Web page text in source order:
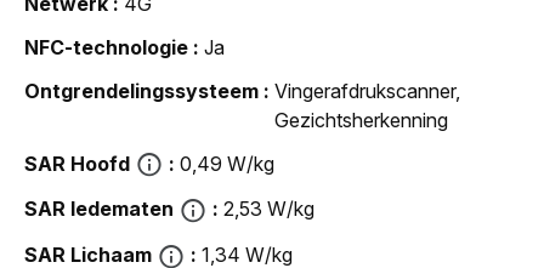
NFC-technologie
Ja
Ontgrendelingssysteem
Vingerafdrukscanner,
Gezichtsherkenning
SAR Hoofd
0,49 W/kg
SAR ledematen
2,53 W/kg
SAR Lichaam
1,34 W/kg